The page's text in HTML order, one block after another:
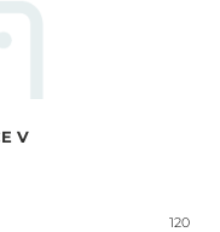
V
120